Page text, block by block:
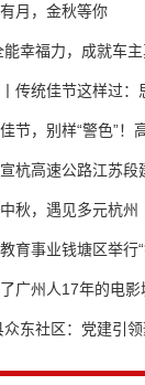
月，金秋等你
幸福力，成就车
传统佳节这样过：
节，别样“警色”！
杭高速公路江苏段
秋，遇见多元杭州
育事业钱塘区举行
广州人17年的电
东社区：党建引